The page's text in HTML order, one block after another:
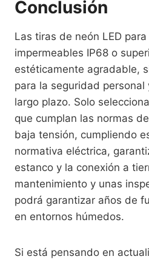
Conclusión
Las tiras de neón LED
impermeables IP68 o
estéticamente agradable,
para la seguridad personal
largo plazo. Solo
que cumplan las normas
baja tensión, cumpliendo
normativa eléctrica,
estanco y la conexión a
mantenimiento y unas
podrá garantizar años de
en entornos húmedos.
Si está pensando en